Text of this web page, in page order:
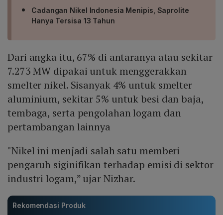
Cadangan Nikel Indonesia Menipis, Saprolite
Hanya Tersisa 13 Tahun
Dari angka itu, 67% di antaranya atau sekitar
7.273 MW dipakai untuk menggerakkan
smelter nikel. Sisanyak 4% untuk smelter
aluminium, sekitar 5% untuk besi dan baja,
tembaga, serta pengolahan logam dan
pertambangan lainnya
"Nikel ini menjadi salah satu memberi
pengaruh siginifikan terhadap emisi di sektor
industri logam,” ujar Nizhar.
Rekomendasi Produk